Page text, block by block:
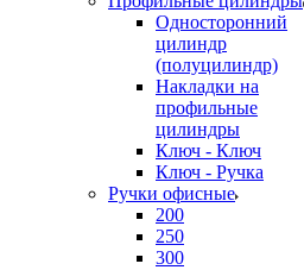
Односторонний
цилиндр
(полуцилиндр)
Накладки на
профильные
цилиндры
Ключ - Ключ
Ключ - Ручка
Ручки офисные
200
250
300